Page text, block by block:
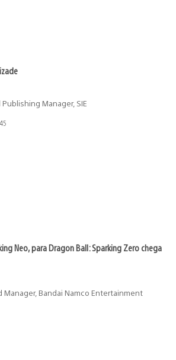
Publishing Manager, SIE
45
Neo, para Dragon Ball: Sparking Zero chega
Manager, Bandai Namco Entertainment